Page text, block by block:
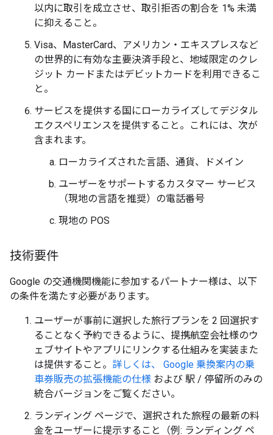
以内に取引を成立させ、取引拒否の割合を 1% 未満
に抑えること。
Visa、MasterCard、アメリカン・エキスプレスなど
の世界的に有効な主要決済手段と、地域限定のクレ
ジット カードまたはデビットカードを利用できるこ
と。
サービスを提供する国にローカライズしてデジタル
エクスペリエンスを提供すること。これには、次が
含まれます。
ローカライズされた言語、通貨、ドメイン
ユーザーをサポートするカスタマー サービス
（現地の言語を推奨）の電話番号
現地の POS
技術要件
Google の交通機関機能に参加するパートナー様は、以下
の条件を満たす必要があります。
ユーザーが事前に選択した旅行プランを 2 回選択す
ることなく予約できるように、提携航空会社様のウ
ェブサイトやアプリにリンクする仕組みを実装また
は提供すること。 詳しくは、 Google 乗換案内の乗
車券販売の拡張機能の仕様 および 駅 / 停留所のみの
統合バージョンをご覧ください。
ランディング ページで、選択された旅程の最新の料
金をユーザーに提示すること（例: ランディング ペ